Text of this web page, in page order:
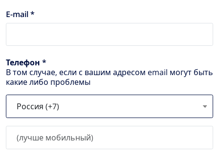
E-mail *
Телефон *
В том случае, если с вашим адресом email могут быть
какие либо проблемы